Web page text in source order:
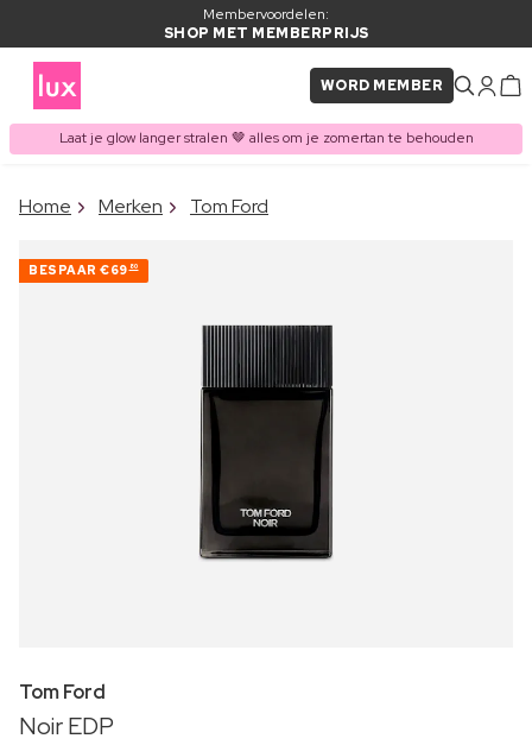
Membervoordelen:
SHOP MET MEMBERPRIJS
WORD MEMBER
Laat je glow langer stralen 🤎 alles om je zomertan te behouden
ITEM TOEGEVOEGD AAN
Home Merken Tom Ford
BESPAAR €69 80
Tom Ford
Noir EDP